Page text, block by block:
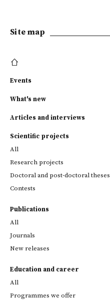
Site map
Events
What's new
Articles and interviews
Scientific projects
All
Research projects
Doctoral and post-doctoral theses
Contests
Publications
All
Journals
New releases
Education and career
All
Programmes we offer